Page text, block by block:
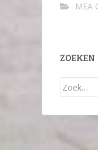
MEA
ZOEKEN
Zoek